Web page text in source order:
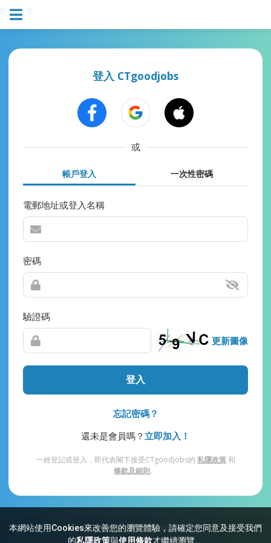
本網站使用Cookies來改善您的瀏覽體驗，請確定您同意及接受我們
的私隱政策與使用條款才繼續瀏覽。
登入 CTgoodjobs
或
帳戶登入 一次性密碼
電郵地址或登入名稱
密碼
驗證碼
更新圖像
登入
忘記密碼？
還未是會員嗎？ 立即加入！
一經登記或登入，即代表閣下接受CTgoodjobs的 私隱政策和
條款及細則。
網站索引 常見問題 私隱 條款及細則